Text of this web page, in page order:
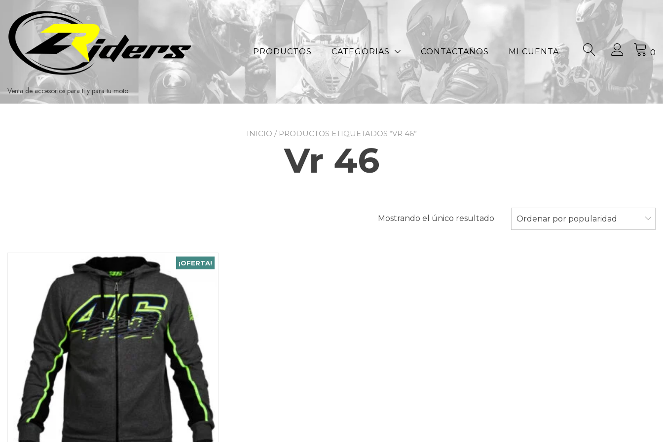
contenido
Venta de accesorios para ti y para tu moto
PRODUCTOS CATEGORIAS CONTACTANOS MI CUENTA 0
INICIO / PRODUCTOS ETIQUETADOS “VR 46”
Vr 46
Mostrando el único resultado Ordenar por popularidad
¡OFERTA!